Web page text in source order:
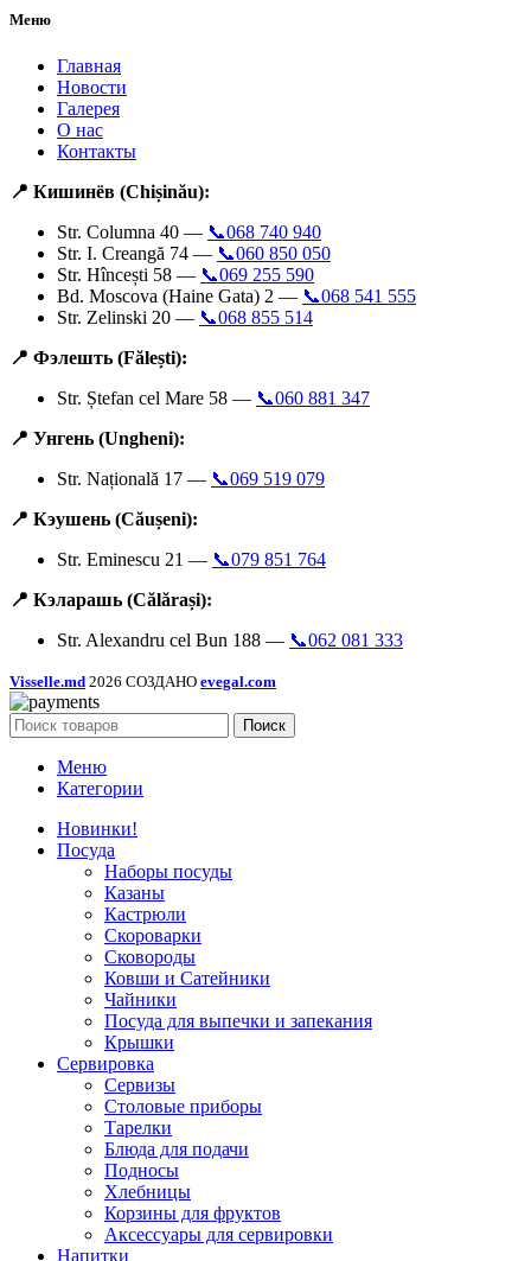
Меню
Главная
Новости
Галерея
О нас
Контакты
📍 Кишинёв (Chișinău):
Str. Columna 40 — 📞068 740 940
Str. I. Creangă 74 — 📞060 850 050
Str. Hîncești 58 — 📞069 255 590
Bd. Moscova (Haine Gata) 2 — 📞068 541 555
Str. Zelinski 20 — 📞068 855 514
📍 Фэлешть (Fălești):
Str. Ștefan cel Mare 58 — 📞060 881 347
📍 Унгень (Ungheni):
Str. Națională 17 — 📞069 519 079
📍 Кэушень (Căușeni):
Str. Eminescu 21 — 📞079 851 764
📍 Кэларашь (Călărași):
Str. Alexandru cel Bun 188 — 📞062 081 333
Visselle.md 2026 СОЗДАНО evegal.com
Поиск
Меню
Категории
Новинки!
Посуда
Наборы посуды
Казаны
Кастрюли
Скороварки
Сковороды
Ковши и Сатейники
Чайники
Посуда для выпечки и запекания
Крышки
Сервировка
Сервизы
Столовые приборы
Тарелки
Блюда для подачи
Подносы
Хлебницы
Корзины для фруктов
Аксессуары для сервировки
Напитки